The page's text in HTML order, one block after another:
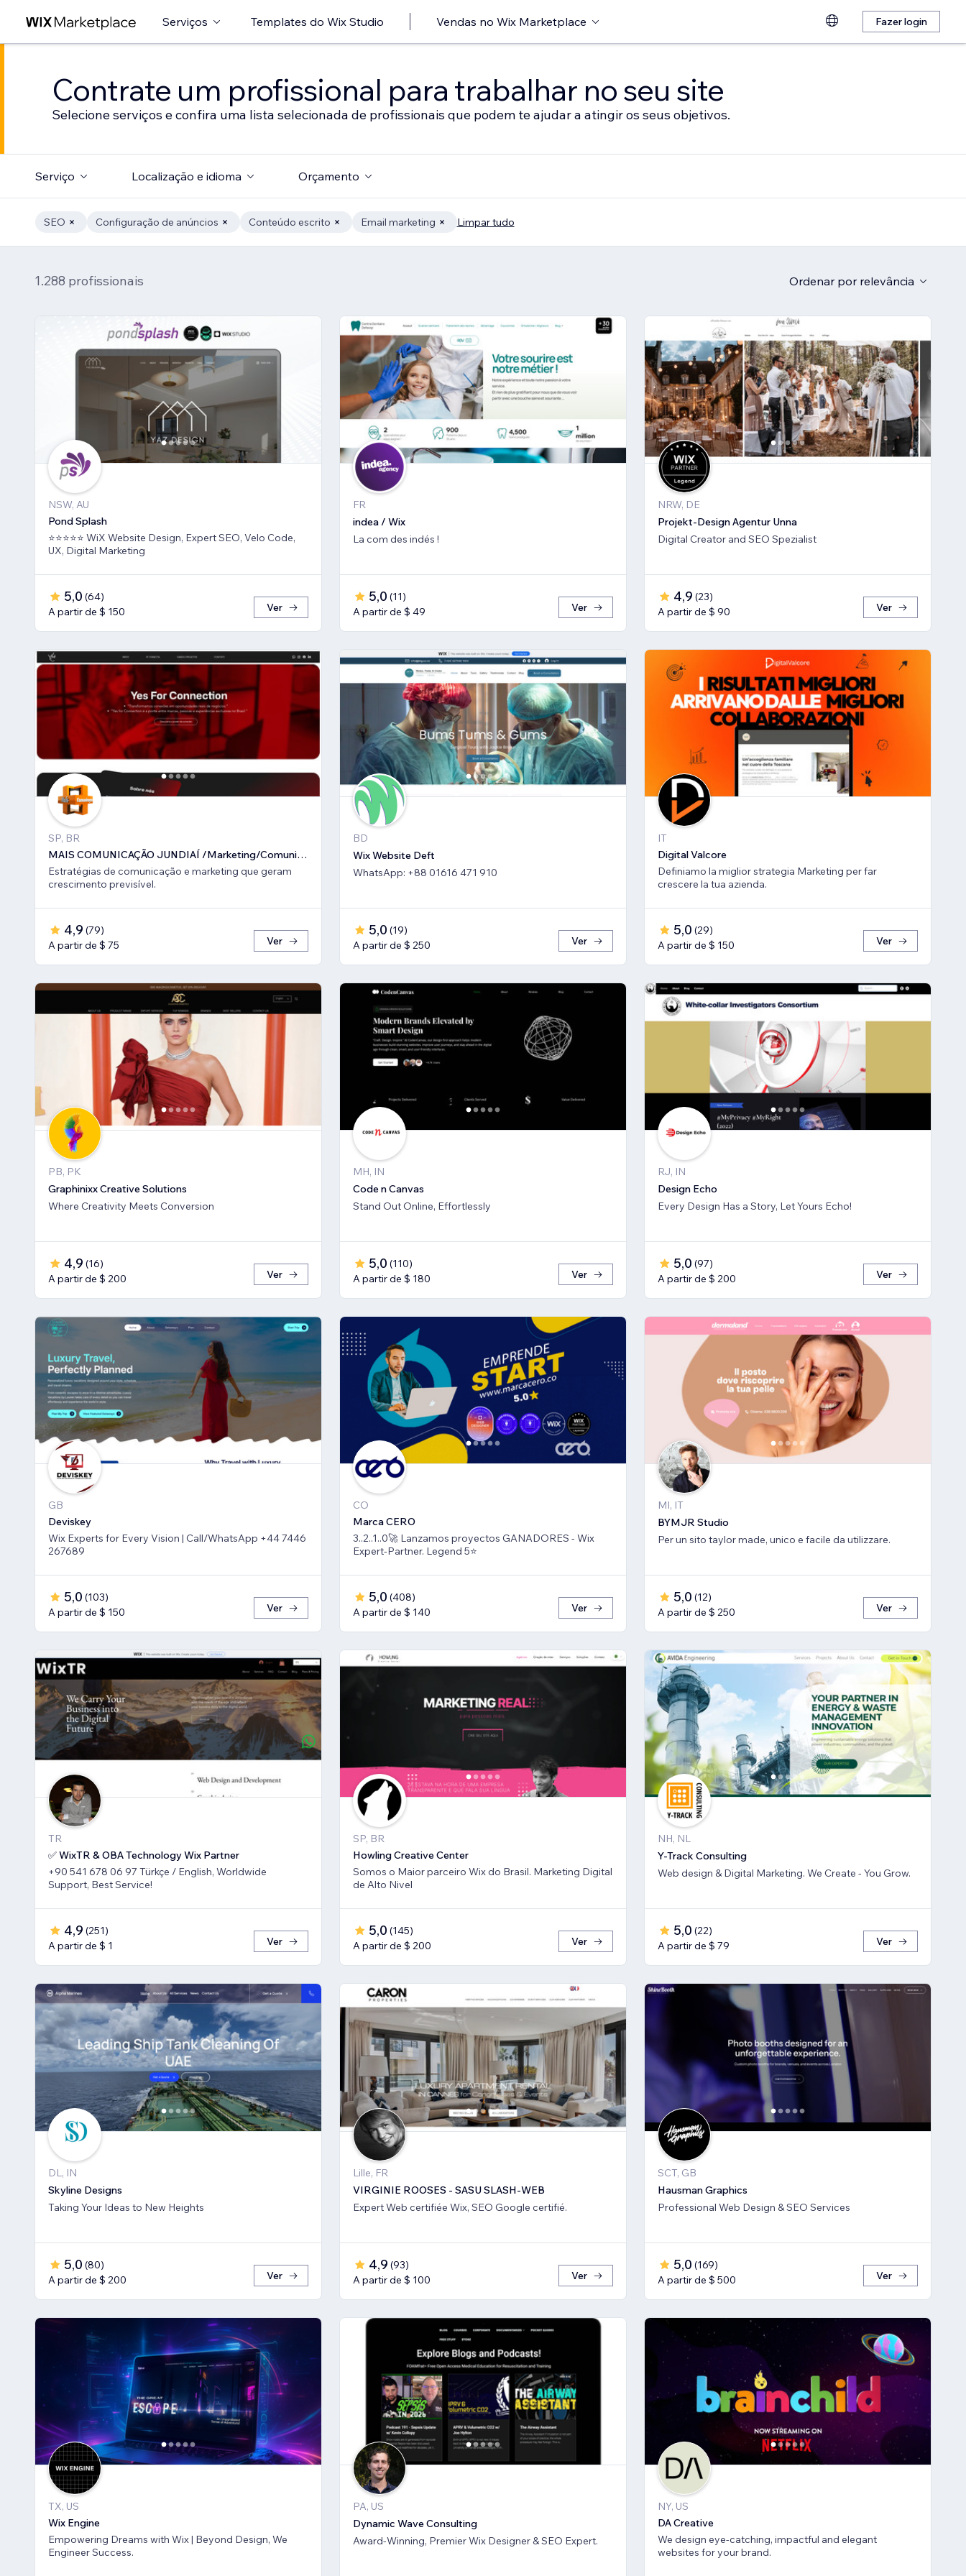
Serviços Templates do Wix Studio Vendas no Wix Marketplace Fazer login
Contrate um profissional para trabalhar no seu site
Selecione serviços e confira uma lista selecionada de profissionais que podem te ajudar a atingir os seus objetivos.
Serviço Localização e idioma Orçamento
SEO Configuração de anúncios Conteúdo escrito Email marketing Limpar tudo
1.288 profissionais Ordenar por relevância
NSW, AU
Pond Splash
⭐⭐⭐⭐⭐ WiX Website Design, Expert SEO, Velo Code,
UX, Digital Marketing
5,0 (64)
A partir de $ 150
Ver
FR
indea / Wix
La com des indés !
5,0 (11)
A partir de $ 49
Ver
NRW, DE
Projekt-Design Agentur Unna
Digital Creator and SEO Spezialist
4,9 (23)
A partir de $ 90
Ver
SP, BR
MAIS COMUNICAÇÃO JUNDIAÍ /Marketing/Comunicação estratégica
Estratégias de comunicação e marketing que geram
crescimento previsível.
4,9 (79)
A partir de $ 75
Ver
BD
Wix Website Deft
WhatsApp: +88 01616 471 910
5,0 (19)
A partir de $ 250
Ver
IT
Digital Valcore
Definiamo la miglior strategia Marketing per far
crescere la tua azienda.
5,0 (29)
A partir de $ 150
Ver
PB, PK
Graphinixx Creative Solutions
Where Creativity Meets Conversion
4,9 (16)
A partir de $ 200
Ver
MH, IN
Code n Canvas
Stand Out Online, Effortlessly
5,0 (110)
A partir de $ 180
Ver
RJ, IN
Design Echo
Every Design Has a Story, Let Yours Echo!
5,0 (97)
A partir de $ 200
Ver
GB
Deviskey
Wix Experts for Every Vision | Call/WhatsApp +44 7446
267689
5,0 (103)
A partir de $ 150
Ver
CO
Marca CERO
3..2..1..0🚀 Lanzamos proyectos GANADORES - Wix
Expert-Partner. Legend 5⭐️
5,0 (408)
A partir de $ 140
Ver
MI, IT
BYMJR Studio
Per un sito taylor made, unico e facile da utilizzare.
5,0 (12)
A partir de $ 250
Ver
TR
✅ WixTR & OBA Technology Wix Partner
+90 541 678 06 97 Türkçe / English, Worldwide
Support, Best Service!
4,9 (251)
A partir de $ 1
Ver
SP, BR
Howling Creative Center
Somos o Maior parceiro Wix do Brasil. Marketing Digital
de Alto Nivel
5,0 (145)
A partir de $ 200
Ver
NH, NL
Y-Track Consulting
Web design & Digital Marketing. We Create - You Grow.
5,0 (22)
A partir de $ 79
Ver
DL, IN
Skyline Designs
Taking Your Ideas to New Heights
5,0 (80)
A partir de $ 200
Ver
Lille, FR
VIRGINIE ROOSES - SASU SLASH-WEB
Expert Web certifiée Wix, SEO Google certifié.
4,9 (93)
A partir de $ 100
Ver
SCT, GB
Hausman Graphics
Professional Web Design & SEO Services
5,0 (169)
A partir de $ 500
Ver
TX, US
Wix Engine
Empowering Dreams with Wix | Beyond Design, We
Engineer Success.
PA, US
Dynamic Wave Consulting
Award-Winning, Premier Wix Designer & SEO Expert.
NY, US
DA Creative
We design eye-catching, impactful and elegant
websites for your brand.